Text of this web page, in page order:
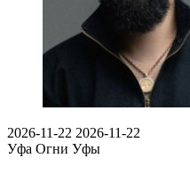
2026-11-22 2026-11-22
Уфа Огни Уфы